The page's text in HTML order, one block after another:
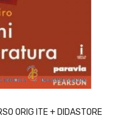
ORIG ITE + DIDASTORE